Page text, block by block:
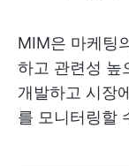
MIM은 마케팅
하고 관련성 높
개발하고 시장
를 모니터링할